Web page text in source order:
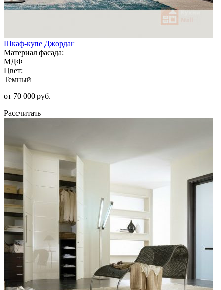
Шкаф-купе Джордан
Материал фасада:
МДФ
Цвет:
Темный
от 70 000 руб.
Рассчитать